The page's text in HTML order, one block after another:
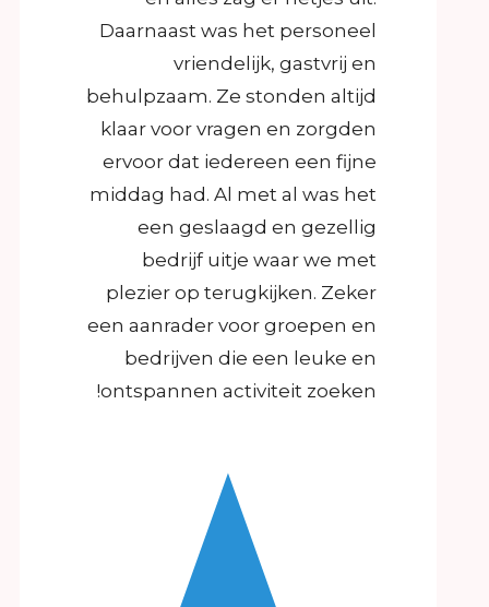
Daarnaast was het personeel
vriendelijk, gastvrij en
behulpzaam. Ze stonden altijd
klaar voor vragen en zorgden
ervoor dat iedereen een fijne
middag had. Al met al was het
een geslaagd en gezellig
bedrijf uitje waar we met
plezier op terugkijken. Zeker
een aanrader voor groepen en
bedrijven die een leuke en
ontspannen activiteit zoeken!